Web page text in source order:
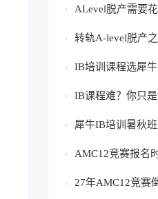
ALevel脱产需要
转轨A-level脱产
IB培训课程选犀
IB课程难？你只
犀牛IB培训暑秋
AMC12竞赛报名
27年AMC12竞赛